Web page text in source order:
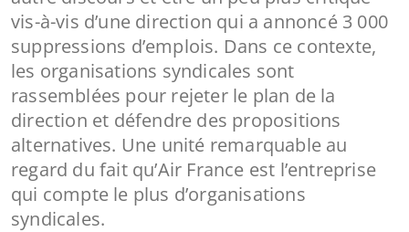
vis-à-vis d’une direction qui a annoncé 3 000
suppressions d’emplois. Dans ce contexte,
les organisations syndicales sont
rassemblées pour rejeter le plan de la
direction et défendre des propositions
alternatives. Une unité remarquable au
regard du fait qu’Air France est l’entreprise
qui compte le plus d’organisations
syndicales.